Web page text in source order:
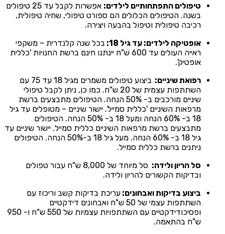
טיפולים התפתחותיים לילדים:
אפשרות לקבל עד 25 טיפולים
בשנה. הטיפולים הכלולים הם ספורט טיפולי, שחיה טיפולית,
רכיבה טיפולית וטיפול בהבעה ויצירה.
אופטיקה לילדים: עד גיל 18:
בכל שנה קלנדרית – משקפי
ראייה העולים עד 600 ש"ח יינתנו חינם ברשת החנויות 'כללית
אופטיק'.
רפואת שיניים:
ביצוע טיפולים משמרים מגיל 18 עד 75 עם
השתתפות עצמית של 20 ש"ח. כמו כן, ניתן לקבל טיפולי
שיניים מורכבים ב- 50% הנחה. הטיפולים מתבצעים ברשת
מרפאות השיניים 'כללית סמייל'. יישור שיניים – מטופלים עד גיל
18 ב- 60% הנחה ומעל 18 ב- 50% הנחה. הטיפולים
מתבצעים ברשת מרפאות השיניים כללית סמייל. יישור שיניים עד
גיל 18 ב- 60% הנחה. מעל גיל 18 ב-50% הנחה. הטיפולים
ניתנים ברשת כללית סמייל.
סל הריון ולידה:
סל מיוחד של 8,000 ש"ח עבור טפולים
ובדיקות הקשורים להריון ולידה.
ביצוע בדיקות ואבחונים: עריכת בדיקות קשב וריכוז עם
השתתפות עצמי של 50 ש"ח ואבחונים דידקטיים
ופסיכודידקטיים עם השתתפויות עצמיות של 550 ש"ח ו- 950
ש"ח בהתאמה.